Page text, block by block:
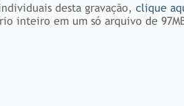
desta gravação, clique
inteiro em um só arquivo de